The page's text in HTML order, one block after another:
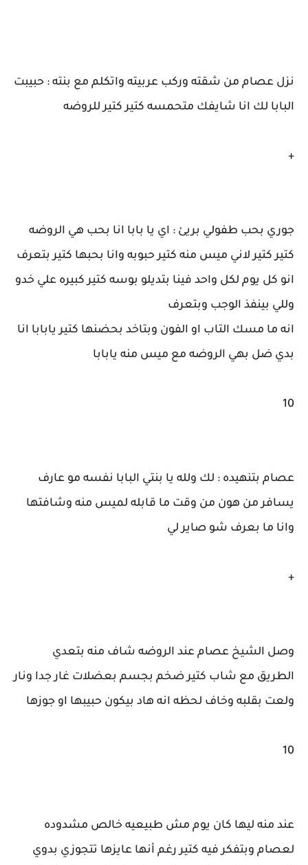
نزل عصام من شقته وركب عربيته واتكلم مع بنته : حبيبت
البابا لك انا شايفك متحمسه كتير كتير للروضه
+
جوري بحب طفولي بريئ : اي يا بابا انا بحب هي الروضه
كتير كتير لاني ميس منه كتير حبوبه وانا بحبها كتير بتعرف
انو كل يوم لكل واحد فينا بتديلو بوسه كتير كبيره علي خدو
وللي بينفذ الوجب وبتعرف
انه ما مسك التاب او الفون وبتاخد بحضنها كتير يابابا انا
بدي ضل بهي الروضه مع ميس منه يابابا
10
عصام بتنهيده : لك ولله يا بنتي البابا نفسه مو عارف
يسافر من هون من وقت ما قابله لميس منه وشافتها
وانا ما بعرف شو صاير لي
+
وصل الشيخ عصام عند الروضه شاف منه بتعدي
الطريق مع شاب كتير ضخم بجسم بعضلات غار جدا ونار
ولعت بقلبه وخاف لحظه انه هاد بيكون حبيبها او جوزها
10
عند منه ليها كان يوم مش طبيعيه خالص مشدوده
لعصام وبتفكر فيه كتير رغم أنها عايزها تتجوزي بدوي